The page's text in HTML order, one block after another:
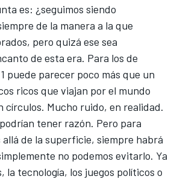
es: ¿seguimos siendo
de la manera a la que
pero quizá ese sea
de esta era. Para los de
puede parecer poco más que un
ricos que viajan por el mundo
círculos. Mucho ruido, en realidad.
tener razón. Pero para
de la superficie, siempre habrá
no podemos evitarlo. Ya
la tecnología, los juegos políticos o